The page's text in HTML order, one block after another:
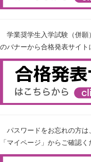
学業奨学生入学試験（併願
のバナーから合格発表サイト
パスワードをお忘れの方は
「マイページ」からご確認く